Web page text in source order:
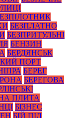
БЕЗПЛАТНО
БЕЗПРИТУЛЬНІ
БЕНЗИН
БЕРДЯНСЬК
ПОРТ
БЕРЕГ
БЕРЕГОВА
ПЛИТА
БІЗНЕС
БІЙ ПІД